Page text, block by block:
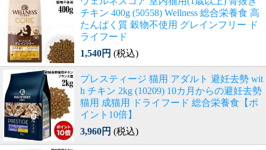
チキン 400g (50558) Wellness 総合栄養食 高
たんぱく質 穀物不使用 グレインフリー ド
ライフード
1,540円 (税込)
プレスティージ 猫用 アダルト 避妊去勢 wit
h チキン 2kg (10209) 10カ月からの避妊去勢
猫用 成猫用 ドライフード 総合栄養食【ポ
イント10倍】
3,960円 (税込)